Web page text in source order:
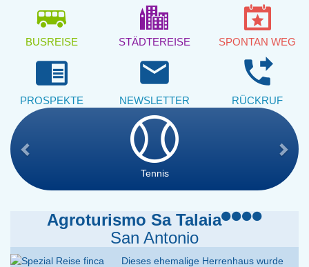
BUSREISE STÄDTEREISE SPONTAN WEG
chrome_reader_mode
PROSPEKTE
email
NEWSLETTER
phone_forwarded
RÜCKRUF
Tennis
Agroturismo Sa Talaia
San Antonio
Dieses ehemalige Herrenhaus wurde